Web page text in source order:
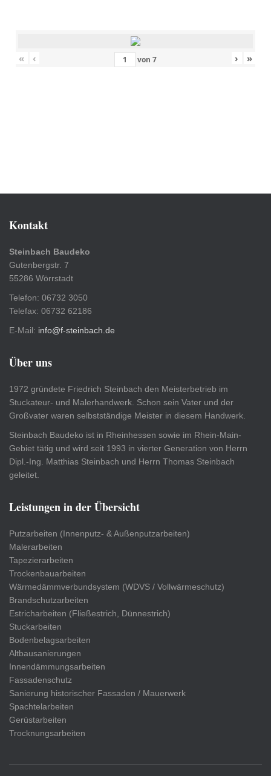
« ‹ von 7 › »
Kontakt
Steinbach Baudeko
Gutenbergstr. 7
55286 Wörrstadt
Telefon: 06732 3050
Telefax: 06732 62186
E-Mail: info@f-steinbach.de
Über uns
1972 gründete Friedrich Steinbach den Meisterbetrieb im
Stuckateur- und Malerhandwerk. Schon sein Vater und der
Großvater waren selbstständige Meister in diesem Handwerk.
Steinbach Baudeko ist in Rheinhessen sowie im Rhein-Main-
Gebiet tätig und wird seit 1993 in vierter Generation von Herrn
Dipl.-Ing. Matthias Steinbach und Herrn Thomas Steinbach
geleitet.
Leistungen in der Übersicht
Putzarbeiten (Innenputz- & Außenputzarbeiten)
Malerarbeiten
Tapezierarbeiten
Trockenbauarbeiten
Wärmedämmverbundsystem (WDVS / Vollwärmeschutz)
Brandschutzarbeiten
Estricharbeiten (Fließestrich, Dünnestrich)
Stuckarbeiten
Bodenbelagsarbeiten
Altbausanierungen
Innendämmungsarbeiten
Fassadenschutz
Sanierung historischer Fassaden / Mauerwerk
Spachtelarbeiten
Gerüstarbeiten
Trocknungsarbeiten